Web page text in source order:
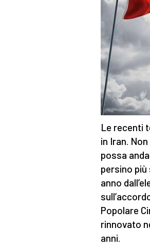
Le recenti
in Iran.
possa
persino
anno
Popolare
rinnovato
anni.